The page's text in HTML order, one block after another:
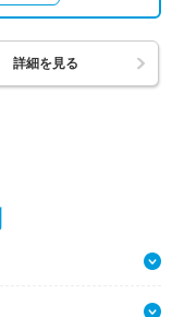
詳細を見る